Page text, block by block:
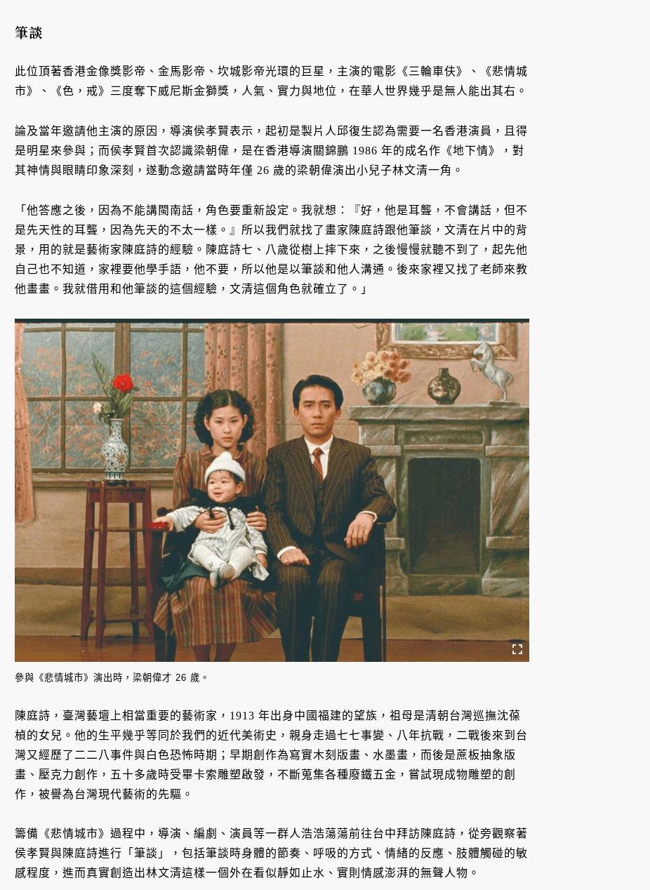
筆談
此位頂著香港金像獎影帝、金馬影帝、坎城影帝光環的巨星，主演的電影《三輪車伕》、《悲情城
市》、《色，戒》三度奪下威尼斯金獅獎，人氣、實力與地位，在華人世界幾乎是無人能出其右。
論及當年邀請他主演的原因，導演侯孝賢表示，起初是製片人邱復生認為需要一名香港演員，且得
是明星來參與；而侯孝賢首次認識梁朝偉，是在香港導演關錦鵬 1986 年的成名作《地下情》，對
其神情與眼睛印象深刻，遂動念邀請當時年僅 26 歲的梁朝偉演出小兒子林文清一角。
「他答應之後，因為不能講閩南話，角色要重新設定。我就想：『好，他是耳聾，不會講話，但不
是先天性的耳聾，因為先天的不太一樣。』所以我們就找了畫家陳庭詩跟他筆談，文清在片中的背
景，用的就是藝術家陳庭詩的經驗。陳庭詩七、八歲從樹上摔下來，之後慢慢就聽不到了，起先他
自己也不知道，家裡要他學手語，他不要，所以他是以筆談和他人溝通。後來家裡又找了老師來教
他畫畫。我就借用和他筆談的這個經驗，文清這個角色就確立了。」
參與《悲情城市》演出時，梁朝偉才 26 歲。
陳庭詩，臺灣藝壇上相當重要的藝術家，1913 年出身中國福建的望族，祖母是清朝台灣巡撫沈葆
楨的女兒。他的生平幾乎等同於我們的近代美術史，親身走過七七事變、八年抗戰，二戰後來到台
灣又經歷了二二八事件與白色恐怖時期；早期創作為寫實木刻版畫、水墨畫，而後是蔗板抽象版
畫、壓克力創作，五十多歲時受畢卡索雕塑啟發，不斷蒐集各種廢鐵五金，嘗試現成物雕塑的創
作，被譽為台灣現代藝術的先驅。
籌備《悲情城市》過程中，導演、編劇、演員等一群人浩浩蕩蕩前往台中拜訪陳庭詩，從旁觀察著
侯孝賢與陳庭詩進行「筆談」，包括筆談時身體的節奏、呼吸的方式、情緒的反應、肢體觸碰的敏
感程度，進而真實創造出林文清這樣一個外在看似靜如止水、實則情感澎湃的無聲人物。